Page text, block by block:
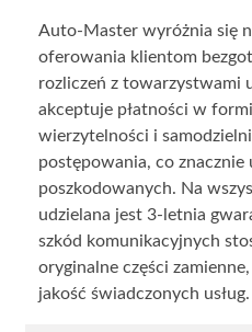
Auto-Master wyróżnia się
oferowania klientom
rozliczeń z towarzystwami
akceptuje płatności w
wierzytelności i
postępowania, co znacznie
poszkodowanych. Na
udzielana jest 3-letnia
szkód komunikacyjnych
oryginalne części
jakość świadczonych usług.